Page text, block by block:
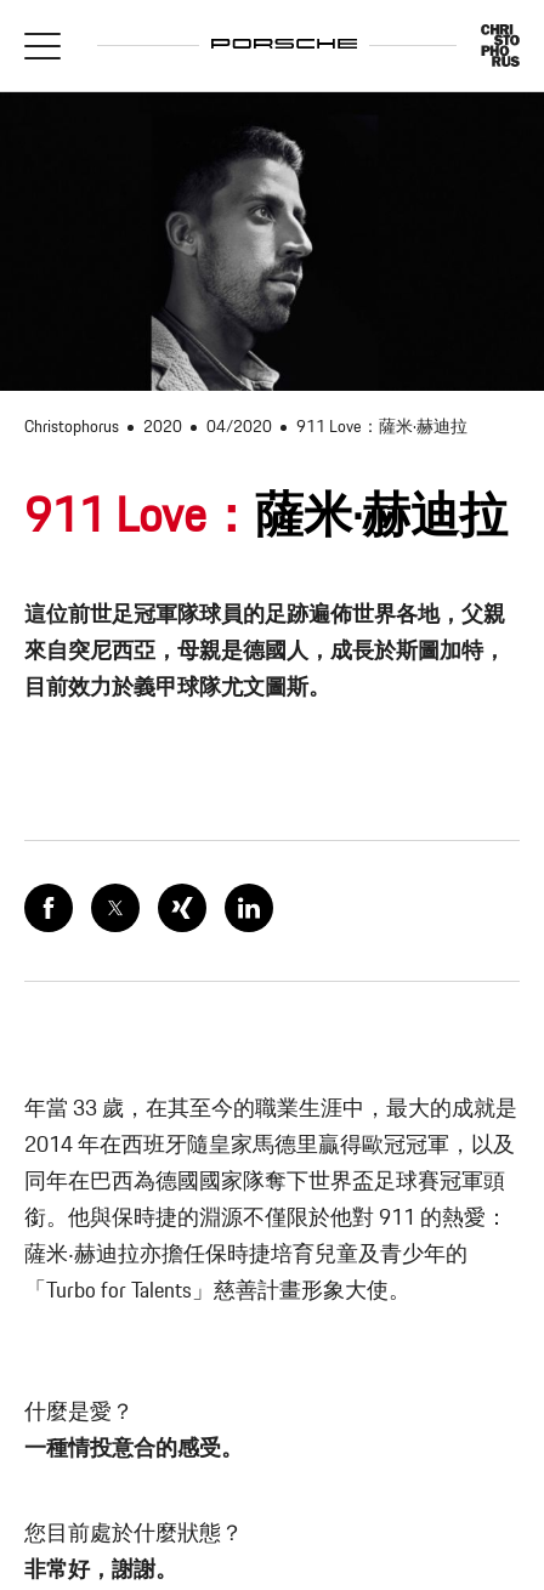
Christophorus 2020 04/2020 911 Love：薩米·赫迪拉
911 Love： 薩米·赫迪拉
這位前世足冠軍隊球員的足跡遍佈世界各地，父親
來自突尼西亞，母親是德國人，成長於斯圖加特，
目前效力於義甲球隊尤文圖斯。
年當 33 歲，在其至今的職業生涯中，最大的成就是
2014 年在西班牙隨皇家馬德里贏得歐冠冠軍，以及
同年在巴西為德國國家隊奪下世界盃足球賽冠軍頭
銜。他與保時捷的淵源不僅限於他對 911 的熱愛：
薩米‧赫迪拉亦擔任保時捷培育兒童及青少年的
「Turbo for Talents」慈善計畫形象大使。
什麼是愛？
一種情投意合的感受。
您目前處於什麼狀態？
非常好，謝謝。